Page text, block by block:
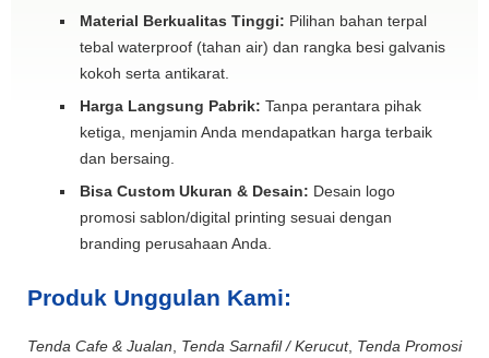
Material Berkualitas Tinggi: Pilihan bahan terpal
tebal waterproof (tahan air) dan rangka besi galvanis
kokoh serta antikarat.
Harga Langsung Pabrik: Tanpa perantara pihak
ketiga, menjamin Anda mendapatkan harga terbaik
dan bersaing.
Bisa Custom Ukuran & Desain: Desain logo
promosi sablon/digital printing sesuai dengan
branding perusahaan Anda.
Produk Unggulan Kami:
Tenda Cafe & Jualan Tenda Sarnafil / Kerucut, Tenda Promosi